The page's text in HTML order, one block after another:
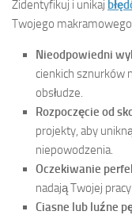
Zidentyfikuj i unikaj
Twojego
Nieodpowiedni
cienkich sznurków
obsłudze.
Rozpoczęcie od
projekty, aby
niepowodzenia.
Oczekiwanie
nadają Twojej
Ciasne lub luźne